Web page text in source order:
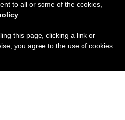
to all or some of the cookies,
this page, clicking a link or
you agree to the use of cookies.